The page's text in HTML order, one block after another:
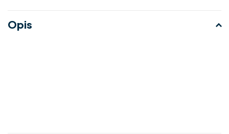
Opis